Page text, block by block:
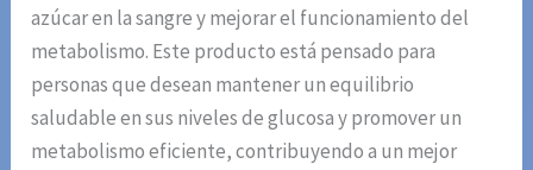
azúcar en la sangre y mejorar el funcionamiento del
metabolismo. Este producto está pensado para
personas que desean mantener un equilibrio
saludable en sus niveles de glucosa y promover un
metabolismo eficiente, contribuyendo a un mejor